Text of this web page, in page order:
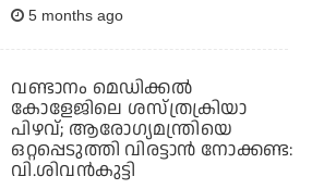
5 months ago
വണ്ടാനം മെഡിക്കല്‍
കോളേജിലെ ശസ്ത്രക്രിയാ
പിഴവ്; ആരോഗ്യമന്ത്രിയെ
ഒറ്റപ്പെടുത്തി വിരട്ടാന്‍ നോക്കണ്ട:
വി.ശിവന്‍കുട്ടി